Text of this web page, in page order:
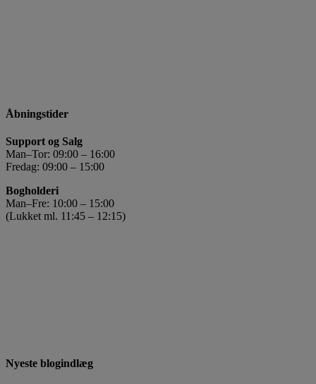
Åbningstider
Support og Salg
Man–Tor: 09:00 – 16:00
Fredag: 09:00 – 15:00
Bogholderi
Man–Fre: 10:00 – 15:00
(Lukket ml. 11:45 – 12:15)
Nyeste blogindlæg